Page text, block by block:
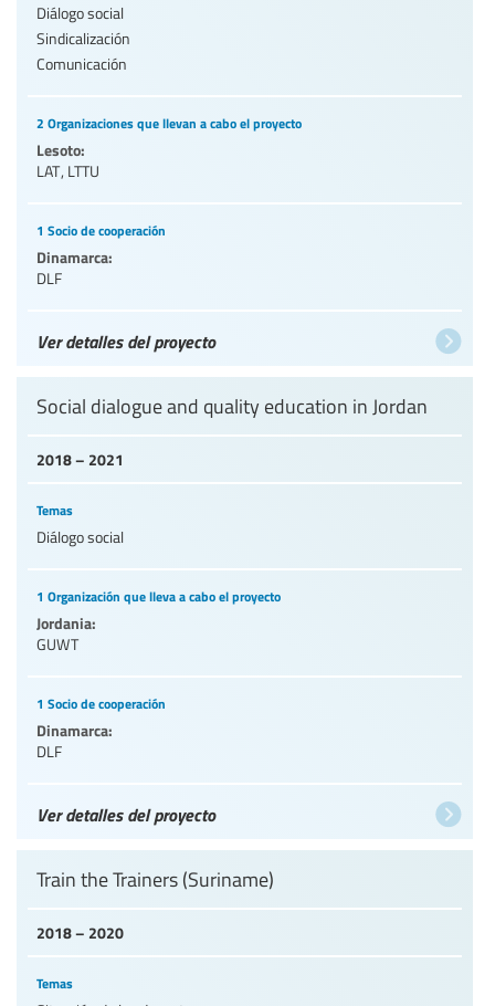
Diálogo social
Sindicalización
Comunicación
2 Organizaciones que llevan a cabo el proyecto
Lesoto:
LAT, LTTU
1 Socio de cooperación
Dinamarca:
DLF
Ver detalles del proyecto
2018 – 2021
Social dialogue and quality education in Jordan
Temas
Diálogo social
1 Organización que lleva a cabo el proyecto
Jordania:
GUWT
1 Socio de cooperación
Dinamarca:
DLF
Ver detalles del proyecto
2018 – 2020
Train the Trainers (Suriname)
Temas